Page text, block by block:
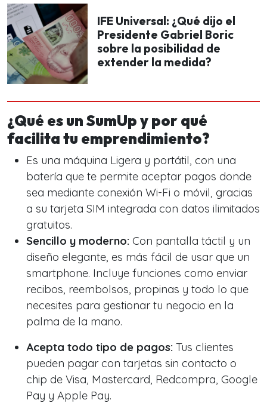
IFE Universal: ¿Qué dijo el
Presidente Gabriel Boric
sobre la posibilidad de
extender la medida?
¿Qué es un SumUp y por qué
facilita tu emprendimiento?
Es una máquina Ligera y portátil, con una
batería que te permite aceptar pagos donde
sea mediante conexión Wi-Fi o móvil, gracias
a su tarjeta SIM integrada con datos ilimitados
gratuitos.
Sencillo y moderno: Con pantalla táctil y un
diseño elegante, es más fácil de usar que un
smartphone. Incluye funciones como enviar
recibos, reembolsos, propinas y todo lo que
necesites para gestionar tu negocio en la
palma de la mano.
Acepta todo tipo de pagos: Tus clientes
pueden pagar con tarjetas sin contacto o
chip de Visa, Mastercard, Redcompra, Google
Pay y Apple Pay.